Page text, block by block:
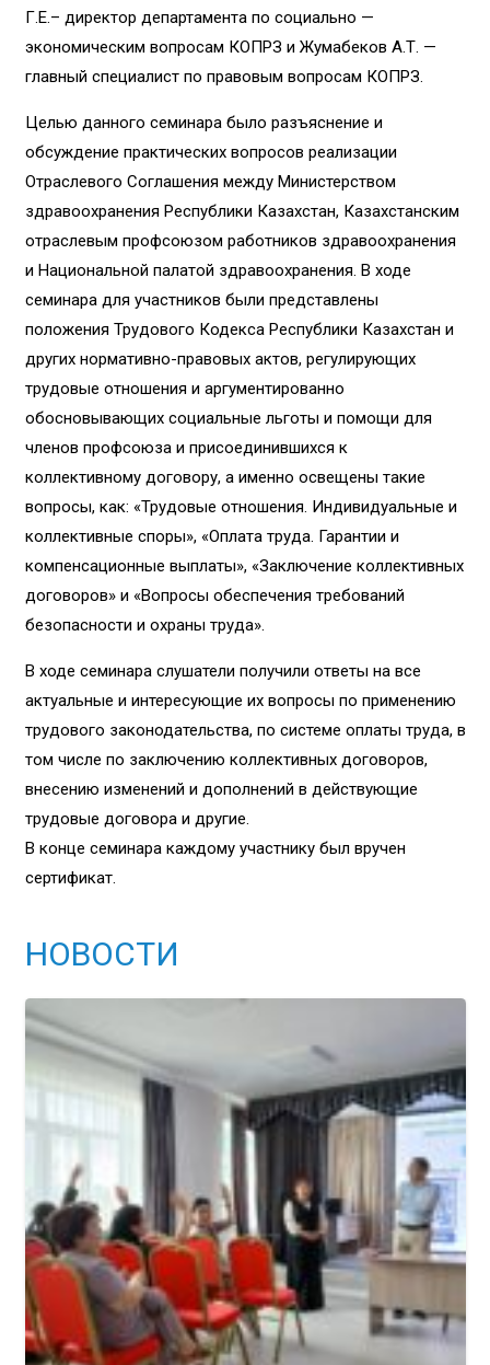
Г.Е.– директор департамента по социально —
экономическим вопросам КОПРЗ и Жумабеков А.Т. —
главный специалист по правовым вопросам КОПРЗ.
Целью данного семинара было разъяснение и
обсуждение практических вопросов реализации
Отраслевого Соглашения между Министерством
здравоохранения Республики Казахстан, Казахстанским
отраслевым профсоюзом работников здравоохранения
и Национальной палатой здравоохранения. В ходе
семинара для участников были представлены
положения Трудового Кодекса Республики Казахстан и
других нормативно-правовых актов, регулирующих
трудовые отношения и аргументированно
обосновывающих социальные льготы и помощи для
членов профсоюза и присоединившихся к
коллективному договору, а именно освещены такие
вопросы, как: «Трудовые отношения. Индивидуальные и
коллективные споры», «Оплата труда. Гарантии и
компенсационные выплаты», «Заключение коллективных
договоров» и «Вопросы обеспечения требований
безопасности и охраны труда».
В ходе семинара слушатели получили ответы на все
актуальные и интересующие их вопросы по применению
трудового законодательства, по системе оплаты труда, в
том числе по заключению коллективных договоров,
внесению изменений и дополнений в действующие
трудовые договора и другие.
В конце семинара каждому участнику был вручен
сертификат.
НОВОСТИ